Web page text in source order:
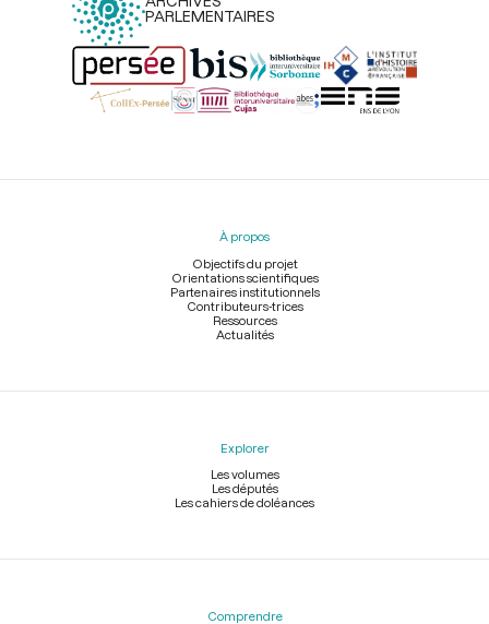
PARLEMENTAIRES
Menu
À propos
Objectifs du projet
Orientations scientifiques
Partenaires institutionnels
Contributeurs-trices
Ressources
Actualités
Explorer
Les volumes
Les députés
Les cahiers de doléances
Comprendre